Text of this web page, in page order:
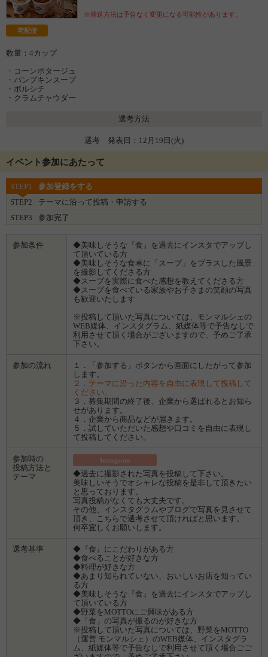
※発送方法は予告なく変更になる可能性があります。
宅配便
数量：4カップ
・コーンポタージュ
・パンプキンスープ
・ボルシチ
・クラムチャウダー
選考方法
選考 発表日：12月19日(火)
イベント参加にあたって
STEP1
参加登録をする
STEP2
テーマに沿って投稿・申請する
STEP3
参加完了
参加条件
◆美味しそうな『食』を過去にインスタでアップし
て頂いている方
◆美味しそうな食卓に「スープ」をプラスした風景
を撮影してくださる方
◆スープを実際に食べた感想を教えてくださる方
◆スープを食べている家族やお子さまの笑顔の写真
も歓迎いたします
※投稿して頂いた写真については、モンマルシェの
WEB媒体、インスタグラム、紙媒体等で予告なしで
利用させて頂く場合がございますので、予めご了承
下さい。
参加の流れ
１．「参加する」ボタンから画面にしたがって参加
します。
２．テーマに沿った内容を自由に表現して投稿して
ください。
３．募集期間の終了後、企業から選ばれるとお知ら
せがあります。
４．企業から商品などが届きます。
５．試していただいた感想や口コミを自由に表現し
て投稿してください。
参加時の
投稿方法と
テーマ
Instagram
◆過去に撮影された写真を投稿して下さい。
美味しいそうでオシャレな投稿を是非して頂きたい
と思っております。
写真投稿がなくても大丈夫です。
その他、インスタグラムやブログで写真を見させて
頂き、こちらで選考させて頂ければと思います。
何卒宜しくお願いします。
選考基準
◆『食』にこだわりがある方
◆食べることが好きな方
◆料理が好きな方
◆あまり知られていない、おいしいお店を知ってい
る方
◆美味しそうな『食』を過去にインスタでアップし
て頂いている方
◆野菜をMOTTOにご興味がある方
◆「食」の写真が撮るのが好きな方
※投稿して頂いた写真については、野菜をMOTTO
（運営 モンマルシェ）のWEB媒体、インスタグラ
ム、紙媒体等で予告なしで利用させて頂く場合ごご